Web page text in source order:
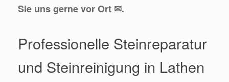
Sie uns gerne vor Ort ✉.
Professionelle Steinreparatur
und Steinreinigung in Lathen